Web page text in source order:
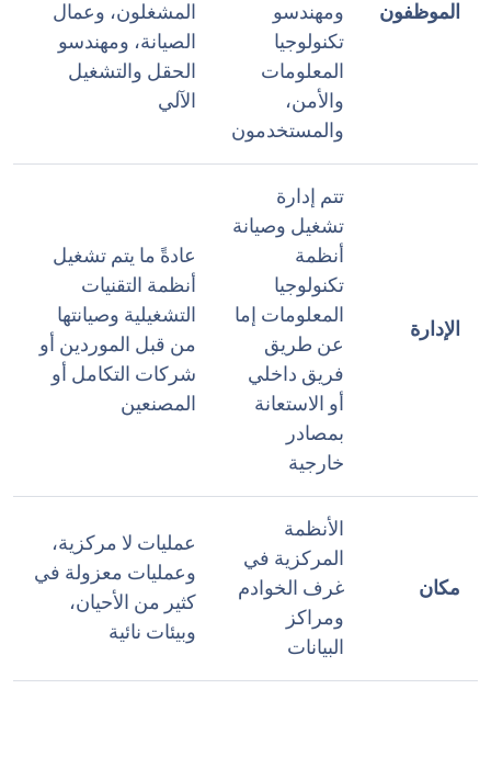
الموظفون
ومهندسو
تكنولوجيا
المعلومات
والأمن،
والمستخدمون
المشغلون، وعمال
الصيانة، ومهندسو
الحقل والتشغيل
الآلي
الإدارة
تتم إدارة
تشغيل وصيانة
أنظمة
تكنولوجيا
المعلومات إما
عن طريق
فريق داخلي
أو الاستعانة
بمصادر
خارجية
عادةً ما يتم تشغيل
أنظمة التقنيات
التشغيلية وصيانتها
من قبل الموردين أو
شركات التكامل أو
المصنعين
مكان
الأنظمة
المركزية في
غرف الخوادم
ومراكز
البيانات
عمليات لا مركزية،
وعمليات معزولة في
كثير من الأحيان،
وبيئات نائية